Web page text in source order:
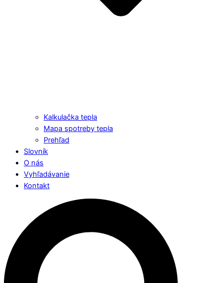
Kalkulačka tepla
Mapa spotreby tepla
Prehľad
Slovník
O nás
Vyhľadávanie
Kontakt